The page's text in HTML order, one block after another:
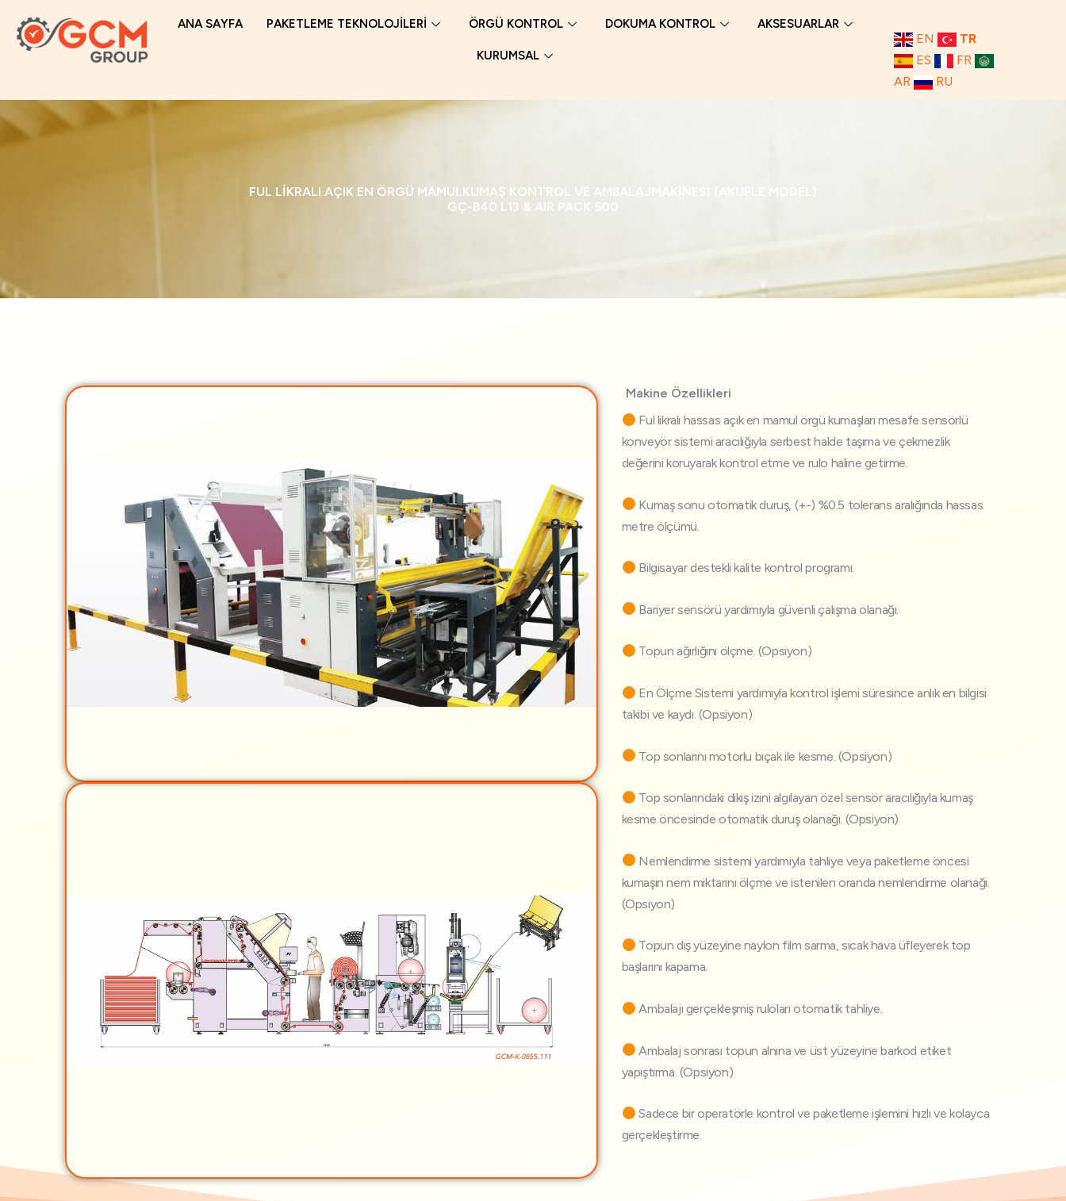
content
ANA SAYFA PAKETLEME TEKNOLOJİLERİ ÖRGÜ KONTROL DOKUMA KONTROL AKSESUARLAR
KURUMSAL
EN
TR
ES
FR
AR
RU
FUL LİKRALI AÇIK EN ÖRGÜ MAMULKUMAŞ KONTROL VE AMBALAJMAKİNESİ (AKUPLE MODEL)
GÇ-B40 L13 & AIR PACK 500
Makine Özellikleri
Ful likralı hassas açık en mamul örgü kumaşları mesafe sensörlü
konveyör sistemi aracılığıyla serbest halde taşıma ve çekmezlik
değerini koruyarak kontrol etme ve rulo haline getirme.
Kumaş sonu otomatik duruş, (+-) %0.5 tolerans aralığında hassas
metre ölçümü.
Bilgisayar destekli kalite kontrol programı.
Bariyer sensörü yardımıyla güvenli çalışma olanağı.
Topun ağırlığını ölçme. (Opsiyon)
En Ölçme Sistemi yardımıyla kontrol işlemi süresince anlık en bilgisi
takibi ve kaydı. (Opsiyon)
Top sonlarını motorlu bıçak ile kesme. (Opsiyon)
Top sonlarındaki dikiş izini algılayan özel sensör aracılığıyla kumaş
kesme öncesinde otomatik duruş olanağı. (Opsiyon)
Nemlendirme sistemi yardımıyla tahliye veya paketleme öncesi
kumaşın nem miktarını ölçme ve istenilen oranda nemlendirme olanağı.
(Opsiyon)
Topun dış yüzeyine naylon film sarma, sıcak hava üfleyerek top
başlarını kapama.
Ambalajı gerçekleşmiş ruloları otomatik tahliye.
Ambalaj sonrası topun alnına ve üst yüzeyine barkod etiket
yapıştırma. (Opsiyon)
Sadece bir operatörle kontrol ve paketleme işlemini hızlı ve kolayca
gerçekleştirme.